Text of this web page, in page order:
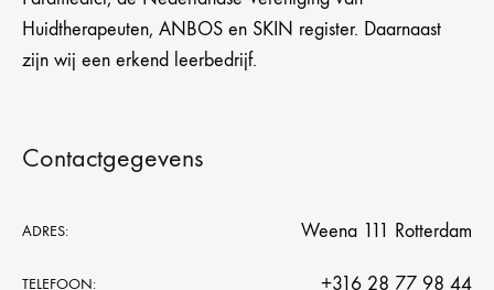
Huidtherapeuten, ANBOS en SKIN register. Daarnaast
zijn wij een erkend leerbedrijf.
Contactgegevens
ADRES: Weena 111 Rotterdam
TELEFOON: +316 28 77 98 44